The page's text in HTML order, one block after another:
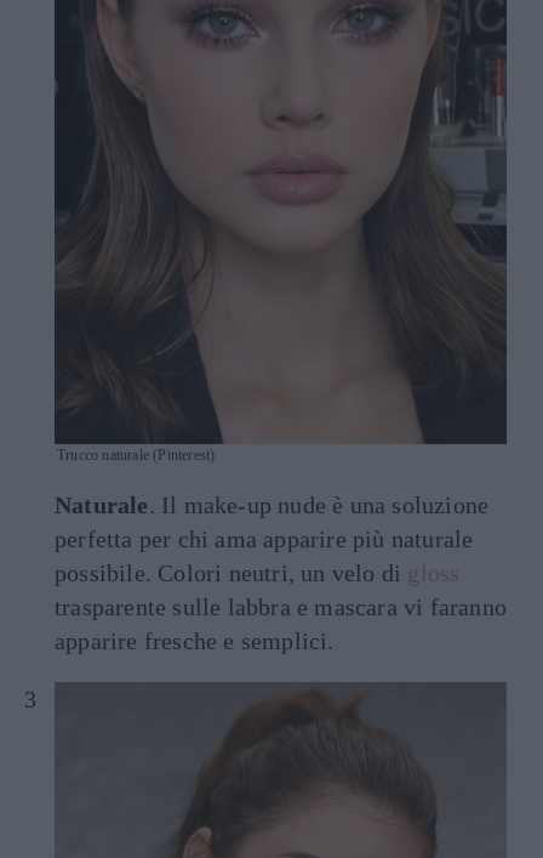
Trucco naturale (Pinterest)
Naturale. Il make-up nude è una soluzione
perfetta per chi ama apparire più naturale
possibile. Colori neutri, un velo di gloss
trasparente sulle labbra e mascara vi faranno
apparire fresche e semplici.